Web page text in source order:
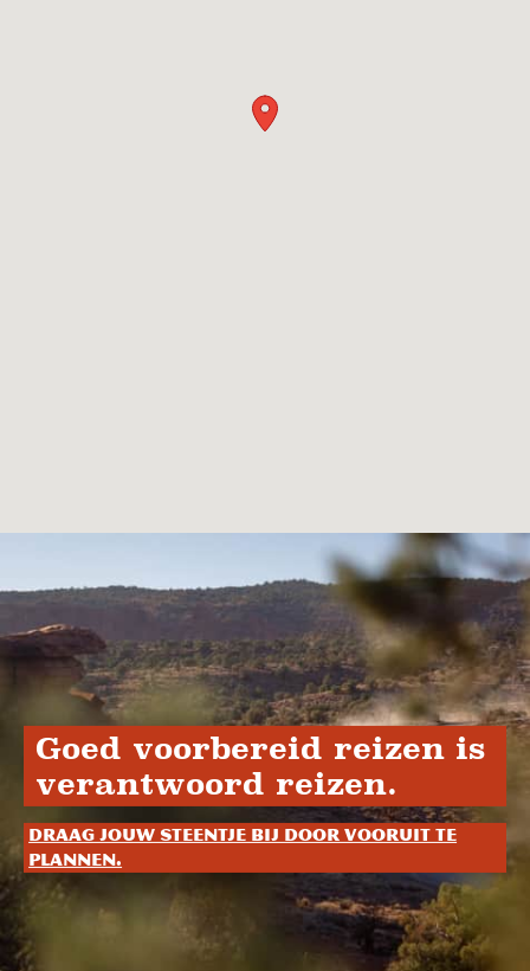
Goed voorbereid reizen is
verantwoord reizen.
Draag jouw steentje bij door vooruit te
plannen.